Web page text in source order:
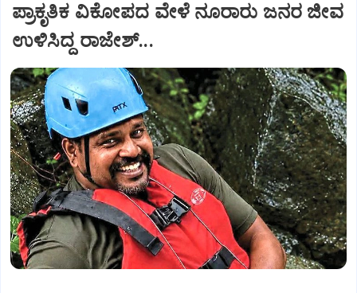
ಪ್ರಾಕೃತಿಕ ವಿಕೋಪದ ವೇಳೆ ನೂರಾರು ಜನರ ಜೀವ
ಉಳಿಸಿದ್ದ ರಾಜೇಶ್‌...